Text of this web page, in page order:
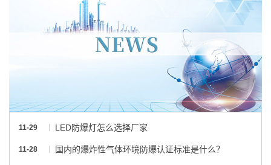
11-29 LED防爆灯怎么选择厂家
11-28 国内的爆炸性气体环境防爆认证标准是什么？